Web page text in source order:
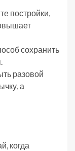
постройки,
сохранить
разовой
а
когда